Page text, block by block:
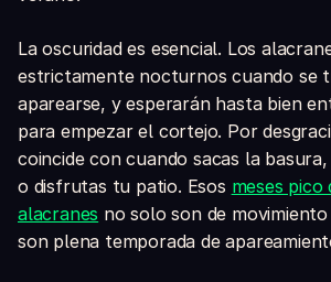
La oscuridad es esencial. Los
estrictamente nocturnos cuando se
aparearse, y esperarán hasta bien
para empezar el cortejo. Por
coincide con cuando sacas la
o disfrutas tu patio. Esos meses pico
alacranes no solo son de
son plena temporada de